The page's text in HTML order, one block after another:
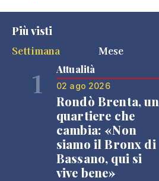
Più visti
Settimana
Mese
1 Attualità
02 ago 2026
Rondò Brenta, un
quartiere che
cambia: «Non
siamo il Bronx di
Bassano, qui si
vive bene»